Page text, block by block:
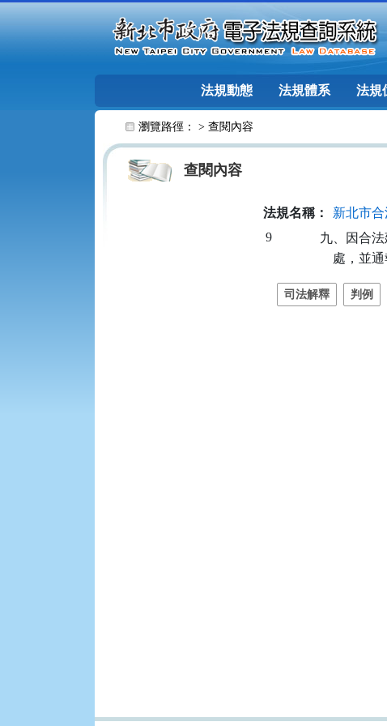
法規動態 法規體系 法規
瀏覽路徑： > 查閱內容
查閱內容
法規名稱： 新北市
9
九、因合
處，並
司法解釋 判例